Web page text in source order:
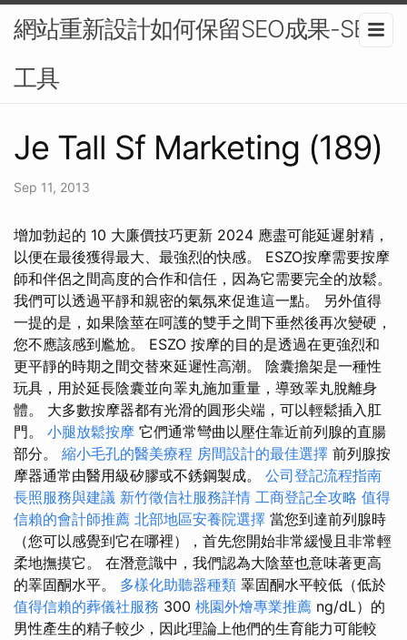
網站重新設計如何保留SEO成果-SEO
工具
Je Tall Sf Marketing (189)
Sep 11, 2013
增加勃起的 10 大廉價技巧更新 2024 應盡可能延遲射精，
以便在最後獲得最大、最強烈的快感。 ESZO按摩需要按摩
師和伴侶之間高度的合作和信任，因為它需要完全的放鬆。
我們可以透過平靜和親密的氣氛來促進這一點。 另外值得
一提的是，如果陰莖在呵護的雙手之間下垂然後再次變硬，
您不應該感到尷尬。 ESZO 按摩的目的是透過在更強烈和
更平靜的時期之間交替來延遲性高潮。 陰囊擔架是一種性
玩具，用於延長陰囊並向睪丸施加重量，導致睪丸脫離身
體。 大多數按摩器都有光滑的圓形尖端，可以輕鬆插入肛
門。 小腿放鬆按摩 它們通常彎曲以壓住靠近前列腺的直腸
部分。 縮小毛孔的醫美療程 房間設計的最佳選擇 前列腺按
摩器通常由醫用級矽膠或不銹鋼製成。 公司登記流程指南
長照服務與建議 新竹徵信社服務詳情 工商登記全攻略 值得
信賴的會計師推薦 北部地區安養院選擇 當您到達前列腺時
（您可以感覺到它在哪裡），首先您開始非常緩慢且非常輕
柔地撫摸它。 在潛意識中，我們認為大陰莖也意味著更高
的睪固酮水平。 多樣化助聽器種類 睪固酮水平較低（低於
值得信賴的葬儀社服務 300 桃園外燴專業推薦 ng/dL）的
男性產生的精子較少，因此理論上他們的生育能力可能較